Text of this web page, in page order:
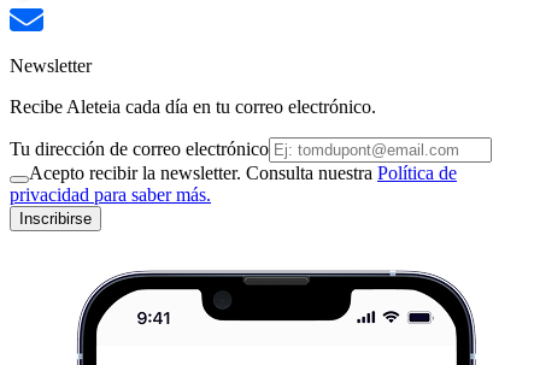
Newsletter
Recibe Aleteia cada día en tu correo electrónico.
Tu dirección de correo electrónico
Acepto recibir la newsletter. Consulta nuestra Política de
privacidad para saber más.
Inscribirse